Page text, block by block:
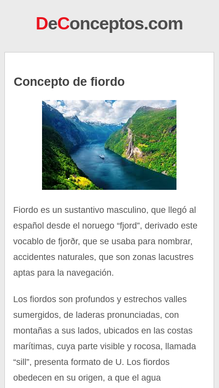
DeConceptos.com
Concepto de fiordo
Fiordo es un sustantivo masculino, que llegó al
español desde el noruego “fjord”, derivado este
vocablo de fjorðr, que se usaba para nombrar,
accidentes naturales, que son zonas lacustres
aptas para la navegación.
Los fiordos son profundos y estrechos valles
sumergidos, de laderas pronunciadas, con
montañas a sus lados, ubicados en las costas
marítimas, cuya parte visible y rocosa, llamada
“sill”, presenta formato de U. Los fiordos
obedecen en su origen, a que el agua